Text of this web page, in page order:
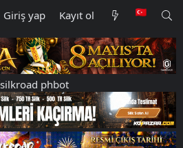
Giriş yap Kayıt ol